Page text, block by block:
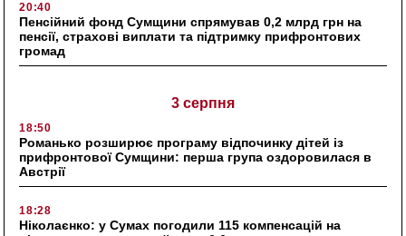
20:40
Пенсійний фонд Сумщини спрямував 0,2 млрд грн на
пенсії, страхові виплати та підтримку прифронтових
громад
3 серпня
18:50
Романько розширює програму відпочинку дітей із
прифронтової Сумщини: перша група оздоровилася в
Австрії
18:28
Ніколаєнко: у Сумах погодили 115 компенсацій на